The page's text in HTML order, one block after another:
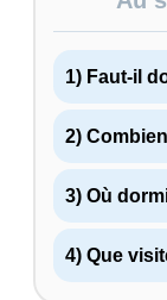
1) Faut-il
2)
3) Où
4) Que